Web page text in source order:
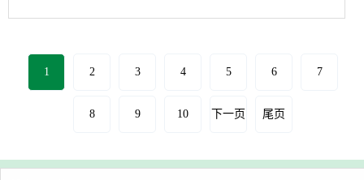
1 2 3 4 5 6 7
8 9 10 下一页 尾页